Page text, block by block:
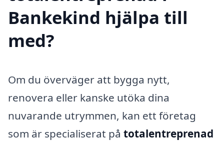
Bankekind hjälpa till
med?
Om du överväger att bygga nytt,
renovera eller kanske utöka dina
nuvarande utrymmen, kan ett företag
som är specialiserat på totalentreprenad